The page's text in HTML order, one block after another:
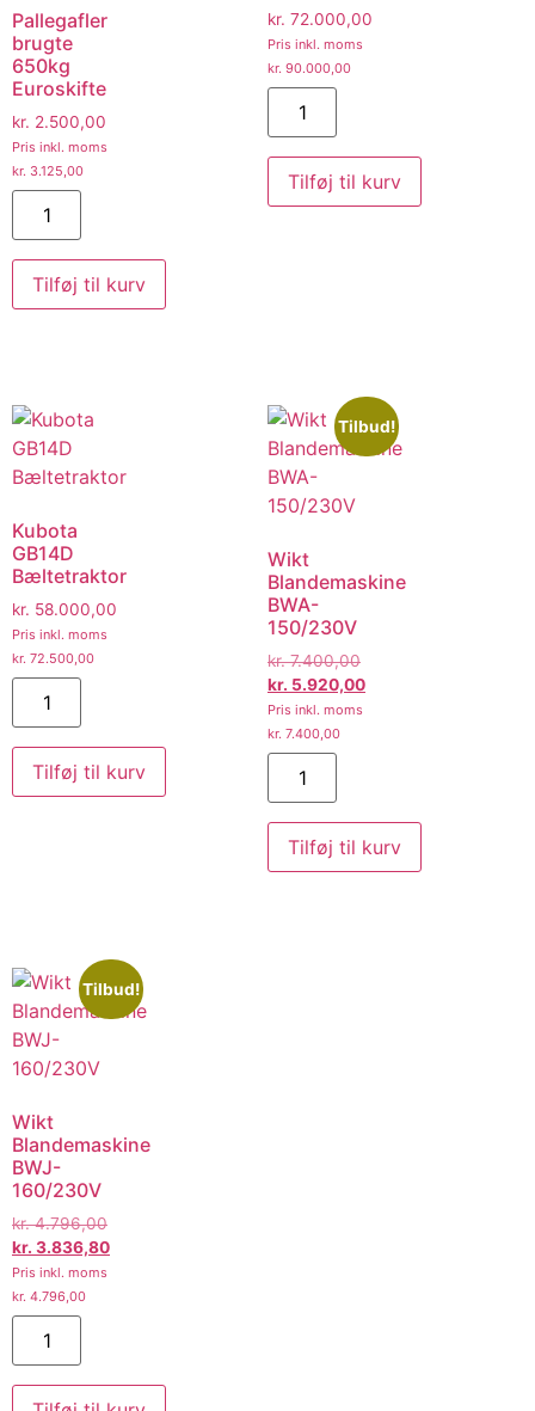
Pallegafler
brugte
650kg
Euroskifte
kr. 2.500,00
Pris inkl. moms
kr. 3.125,00
Tilføj til kurv
kr. 72.000,00
Pris inkl. moms
kr. 90.000,00
Tilføj til kurv
Kubota
GB14D
Bæltetraktor
kr. 58.000,00
Pris inkl. moms
kr. 72.500,00
Tilføj til kurv
Tilbud!
Wikt
Blandemaskine
BWA-
150/230V
kr.7.400,00
kr. 5.920,00
Pris inkl. moms
kr. 7.400,00
Tilføj til kurv
Tilbud!
Wikt
Blandemaskine
BWJ-
160/230V
kr.4.796,00
kr. 3.836,80
Pris inkl. moms
kr. 4.796,00